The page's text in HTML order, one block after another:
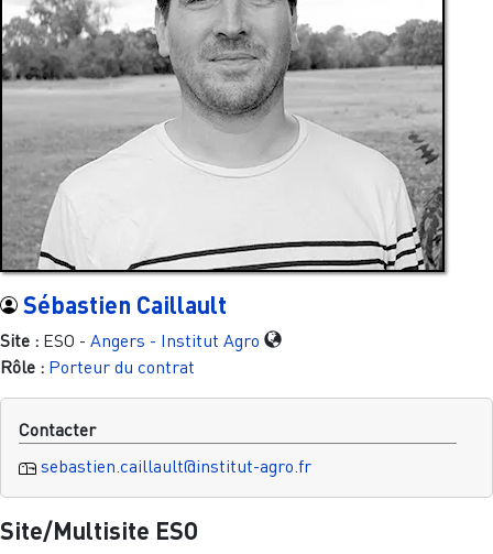
Sébastien Caillault
Site : ESO - Angers - Institut Agro
Rôle : Porteur du contrat
Contacter
sebastien.caillault@institut-agro.fr
Site/Multisite ESO